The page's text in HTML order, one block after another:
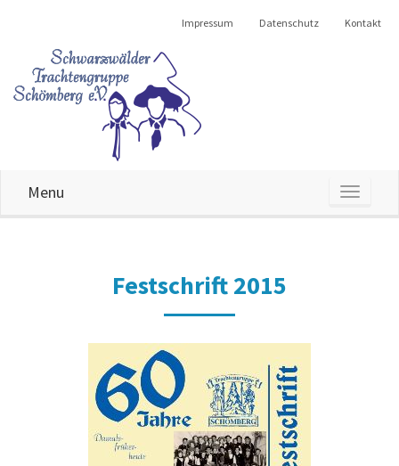
Impressum Datenschutz Kontakt
MENU
Menu
Festschrift 2015